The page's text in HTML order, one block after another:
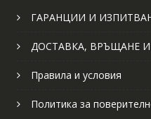
ГАРАНЦИИ И
ДОСТАВКА, ВРЪЩАНЕ
Правила и условия
Политика за